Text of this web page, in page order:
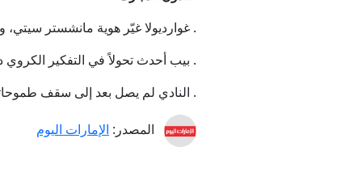
. غوارديولا غيّر هوية مانشستر سيتي،
. بيب أحدث تحولاً في التفكير الكروي
. النادي لم يصل بعد إلى سقف
المصدر: الإمارات اليوم